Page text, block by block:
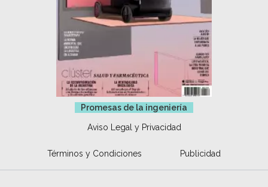
Promesas de la ingeniería
Aviso Legal y Privacidad
Términos y Condiciones Publicidad